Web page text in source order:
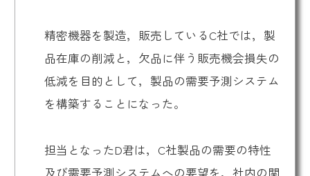
精密機器を製造，販売しているC社では，製
品在庫の削減と，欠品に伴う販売機会損失の
低減を目的として，製品の需要予測システム
を構築することになった。
担当となったD君は，C社製品の需要の特性
及び需要予測システムへの要望を，社内の関